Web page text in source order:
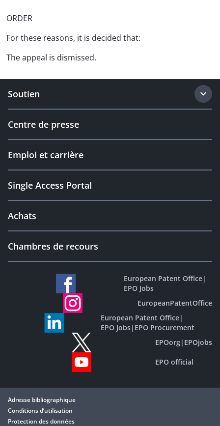
ORDER
For these reasons, it is decided that:
The appeal is dismissed.
Soutien
Centre de presse
Emploi et carrière
Single Access Portal
Achats
Chambres de recours
European Patent Office|
EPO Jobs
EuropeanPatentOffice
European Patent Office|
EPO Jobs| EPO Procurement
EPOorg| EPOjobs
EPO official
Adresse bibliographique
Conditions d’utilisation
Protection des données